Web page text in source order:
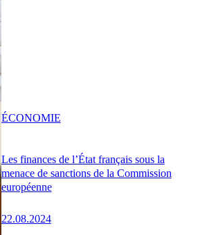
Les finances de l’État français sous la
menace de sanctions de la Commission
européenne
22.08.2024
ÉCONOMIE